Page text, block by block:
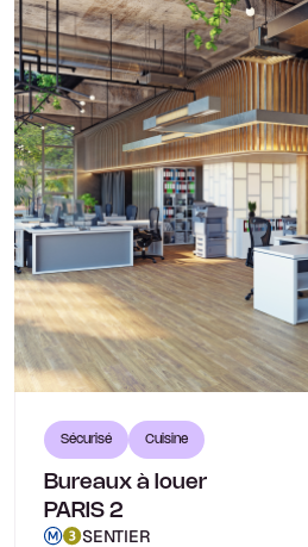
Sécurisé Cuisine
Bureaux à louer
PARIS 2
SENTIER